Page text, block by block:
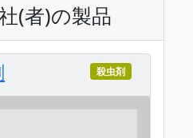
(者)の製品
殺虫剤